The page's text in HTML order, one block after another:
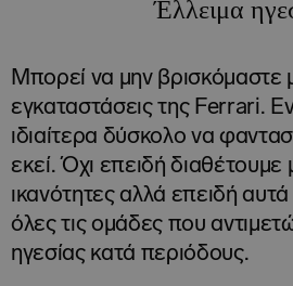
Έλλειμα
Μπορεί να μην βρισκόμαστε
εγκαταστάσεις της Ferrari.
ιδιαίτερα δύσκολο να
εκεί. Όχι επειδή διαθέτουμε
ικανότητες αλλά επειδή
όλες τις ομάδες που
ηγεσίας κατά περιόδους.